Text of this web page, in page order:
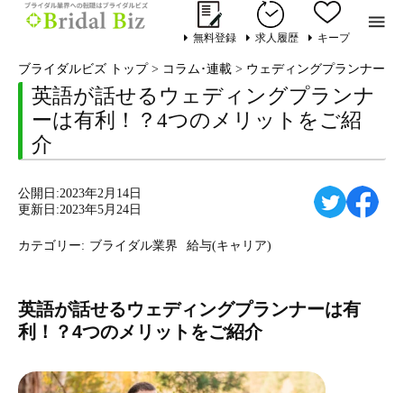

無料登録 求人履歴 キープ
ブライダルビズ トップ> コラム･連載 > ウェディングプランナー
英語が話せるウェディングプランナ
ーは有利！？4つのメリットをご紹
介
公開日:2023年2月14日
更新日:2023年5月24日
カテゴリー: ブライダル業界 給与(キャリア)
英語が話せるウェディングプランナーは有
利！？4つのメリットをご紹介